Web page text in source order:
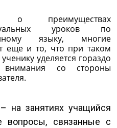
о преимуществах
уроков по
языку, многие
еще и то, что при таком
уделяется гораздо
со стороны
на занятиях учащийся
вопросы, связанные с